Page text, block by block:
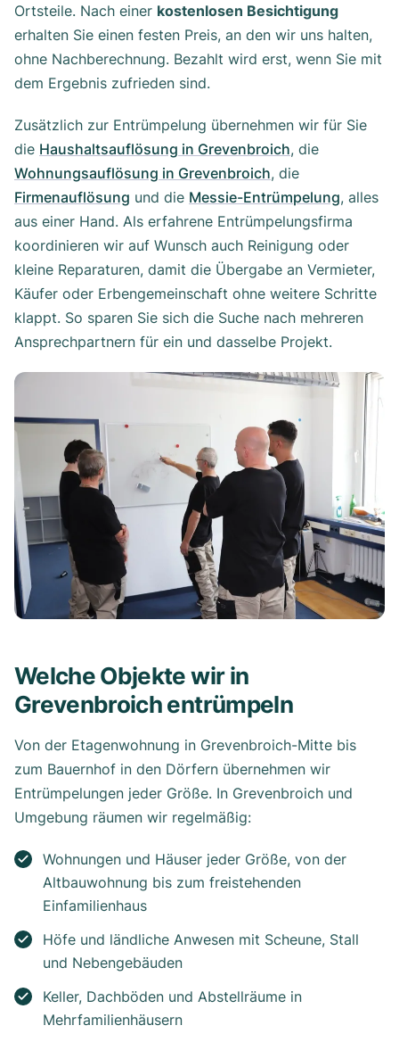
Ortsteile. Nach einer kostenlosen Besichtigung
erhalten Sie einen festen Preis, an den wir uns halten,
ohne Nachberechnung. Bezahlt wird erst, wenn Sie mit
dem Ergebnis zufrieden sind.
Zusätzlich zur Entrümpelung übernehmen wir für Sie
die Haushaltsauflösung in Grevenbroich, die
Wohnungsauflösung in Grevenbroich, die
Firmenauflösung und die Messie-Entrümpelung, alles
aus einer Hand. Als erfahrene Entrümpelungsfirma
koordinieren wir auf Wunsch auch Reinigung oder
kleine Reparaturen, damit die Übergabe an Vermieter,
Käufer oder Erbengemeinschaft ohne weitere Schritte
klappt. So sparen Sie sich die Suche nach mehreren
Ansprechpartnern für ein und dasselbe Projekt.
Welche Objekte wir in
Grevenbroich entrümpeln
Von der Etagenwohnung in Grevenbroich-Mitte bis
zum Bauernhof in den Dörfern übernehmen wir
Entrümpelungen jeder Größe. In Grevenbroich und
Umgebung räumen wir regelmäßig:
Wohnungen und Häuser jeder Größe, von der
Altbauwohnung bis zum freistehenden
Einfamilienhaus
Höfe und ländliche Anwesen mit Scheune, Stall
und Nebengebäuden
Keller, Dachböden und Abstellräume in
Mehrfamilienhäusern